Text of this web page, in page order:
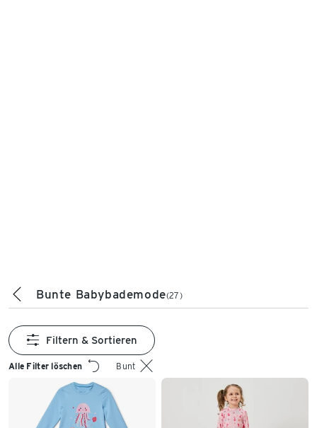
Bunte Babybademode(27)
Alle Filter löschen Bunt
Filtern & Sortieren